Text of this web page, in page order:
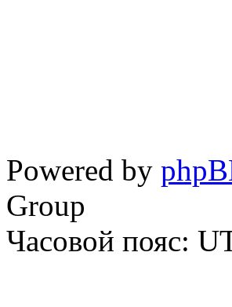
Powered by
Group
Часовой пояс: